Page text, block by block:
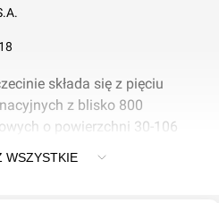
składa się z pięciu
z blisko 800
o powierzchni 30-106
WSZYSTKIE